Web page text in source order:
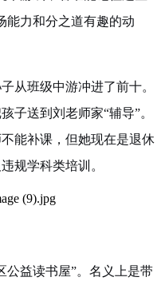
能力和分之道有趣的动
从班级中游冲进了前十。
子送到刘老师家“辅导”。
能补课，但她现在是退休
规学科类培训。
公益读书屋”。名义上是带